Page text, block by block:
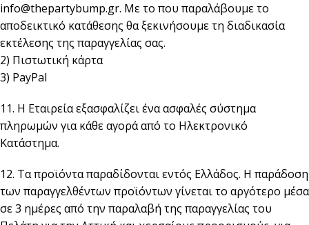
info@thepartybump.gr. Με το που παραλάβουμε το
αποδεικτικό κατάθεσης θα ξεκινήσουμε τη διαδικασία
εκτέλεσης της παραγγελίας σας.
2) Πιστωτική κάρτα
3) PayPal
11. Η Εταιρεία εξασφαλίζει ένα ασφαλές σύστημα
πληρωμών για κάθε αγορά από το Ηλεκτρονικό
Κατάστημα.
12. Τα προϊόντα παραδίδονται εντός Ελλάδος. Η παράδοση
των παραγγελθέντων προϊόντων γίνεται το αργότερο μέσα
σε 3 ημέρες από την παραλαβή της παραγγελίας του